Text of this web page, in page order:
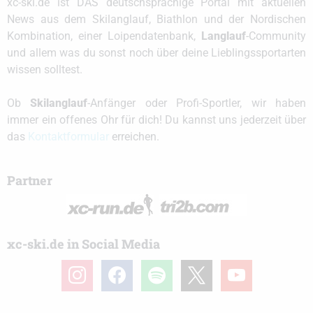
News aus dem Skilanglauf, Biathlon und der Nordischen
Kombination, einer Loipendatenbank, Langlauf-Community
und allem was du sonst noch über deine Lieblingssportarten
wissen solltest.
Ob Skilanglauf-Anfänger oder Profi-Sportler, wir haben
immer ein offenes Ohr für dich! Du kannst uns jederzeit über
das
erreichen.
Partner
xc-ski.de in Social Media
instagramfacebook spotify youtube